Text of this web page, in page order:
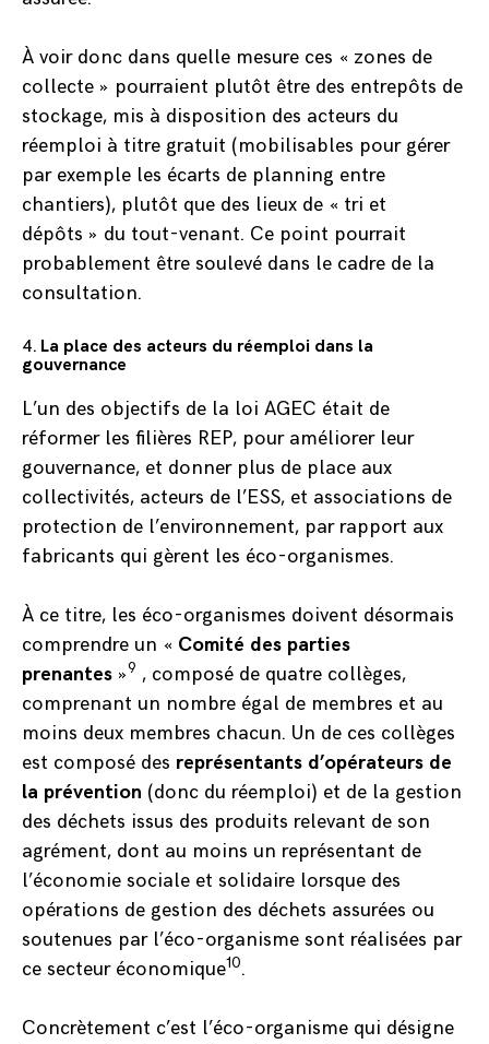
À voir donc dans quelle mesure ces « zones de
collecte » pourraient plutôt être des entrepôts de
stockage, mis à disposition des acteurs du
réemploi à titre gratuit (mobilisables pour gérer
par exemple les écarts de planning entre
chantiers), plutôt que des lieux de « tri et
dépôts » du tout-venant. Ce point pourrait
probablement être soulevé dans le cadre de la
consultation.
4. La place des acteurs du réemploi dans la
gouvernance
L’un des objectifs de la loi AGEC était de
réformer les filières REP, pour améliorer leur
gouvernance, et donner plus de place aux
collectivités, acteurs de l’ESS, et associations de
protection de l’environnement, par rapport aux
fabricants qui gèrent les éco-organismes.
À ce titre, les éco-organismes doivent désormais
comprendre un « Comité des parties
prenantes »9 , composé de quatre collèges,
comprenant un nombre égal de membres et au
moins deux membres chacun. Un de ces collèges
est composé des représentants d’opérateurs de
la prévention (donc du réemploi) et de la gestion
des déchets issus des produits relevant de son
agrément, dont au moins un représentant de
l’économie sociale et solidaire lorsque des
opérations de gestion des déchets assurées ou
soutenues par l’éco-organisme sont réalisées par
ce secteur économique10.
Concrètement c’est l’éco-organisme qui désigne